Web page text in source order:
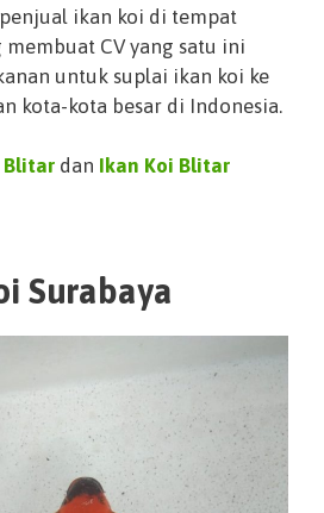
ikan koi di tempat
CV yang satu ini
untuk suplai ikan koi ke
kota-kota besar di Indonesia.
Blitar dan Ikan Koi Blitar
Surabaya